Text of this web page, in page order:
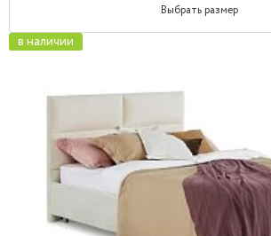
Выбрать размер
в наличии